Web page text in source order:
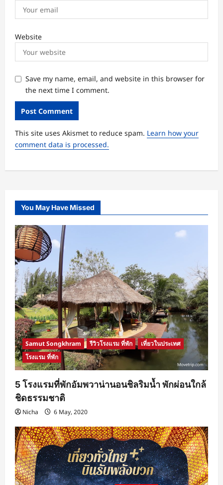
Website
Save my name, email, and website in this browser for
the next time I comment.
This site uses Akismet to reduce spam. Learn how your
comment data is processed.
You May Have Missed
Samut Songkhram รีวิวโรงแรม ที่พัก
เที่ยวในประเทศ
โรงแรม ที่พัก
5 โรงแรมที่พักอัมพวาน่านอนชิลริมน้ำ พักผ่อนใกล้
ชิดธรรมชาติ
Nicha 6 May, 2020